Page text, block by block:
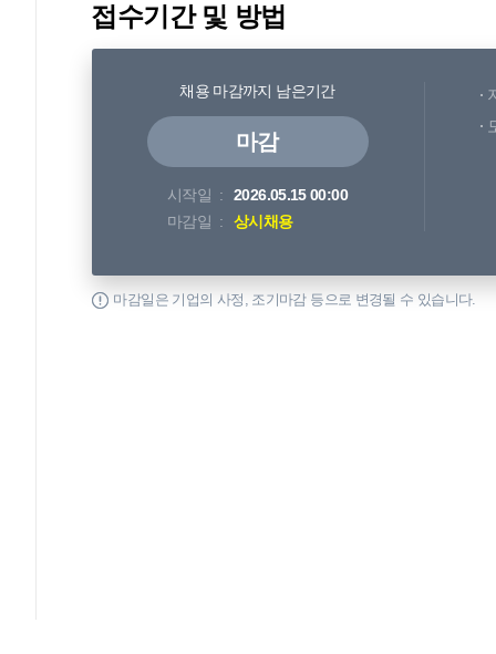
접수기간 및 방법
채용 마감까지 남은기간
마감
시작일
2026.05.15 00:00
마감일
상시채용
마감일은 기업의 사정, 조기마감 등으로 변경될 수 있습니다.